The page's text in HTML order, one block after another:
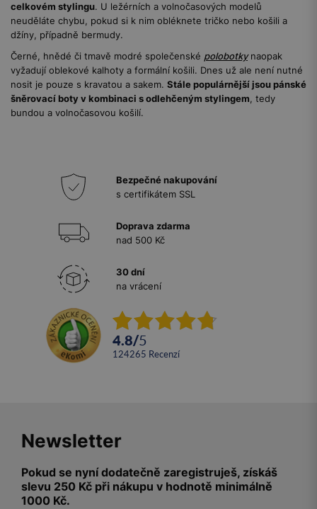
celkovém stylingu. U ležérních a volnočasových modelů
neuděláte chybu, pokud si k nim obléknete tričko nebo košili a
džíny, případně bermudy.
Černé, hnědé či tmavě modré společenské polobotkynaopak
vyžadují oblekové kalhoty a formální košili. Dnes už ale není nutné
nosit je pouze s kravatou a sakem. Stále populárnější jsou pánské
šněrovací boty v kombinaci s odlehčeným stylingem, tedy
bundou a volnočasovou košilí.
Bezpečné nakupování
s certifikátem SSL
Doprava zdarma
nad 500 Kč
30 dní
na vrácení
4.8/5
124265 recenzí
Newsletter
Pokud se nyní dodatečně zaregistruješ, získáš
slevu 250 Kč při nákupu v hodnotě minimálně
1000 Kč.